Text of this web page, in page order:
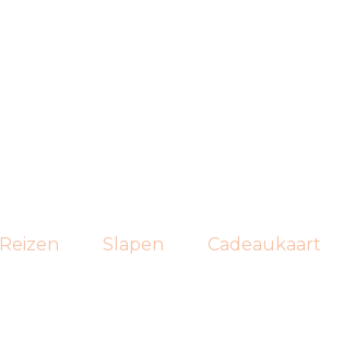
Reizen Slapen Cadeaukaart